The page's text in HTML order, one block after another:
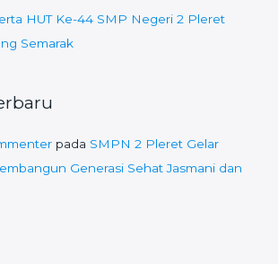
HUT Ke-44 SMP Negeri 2 Pleret
Semarak
pada SMPN 2 Pleret Gelar
Generasi Sehat Jasmani dan